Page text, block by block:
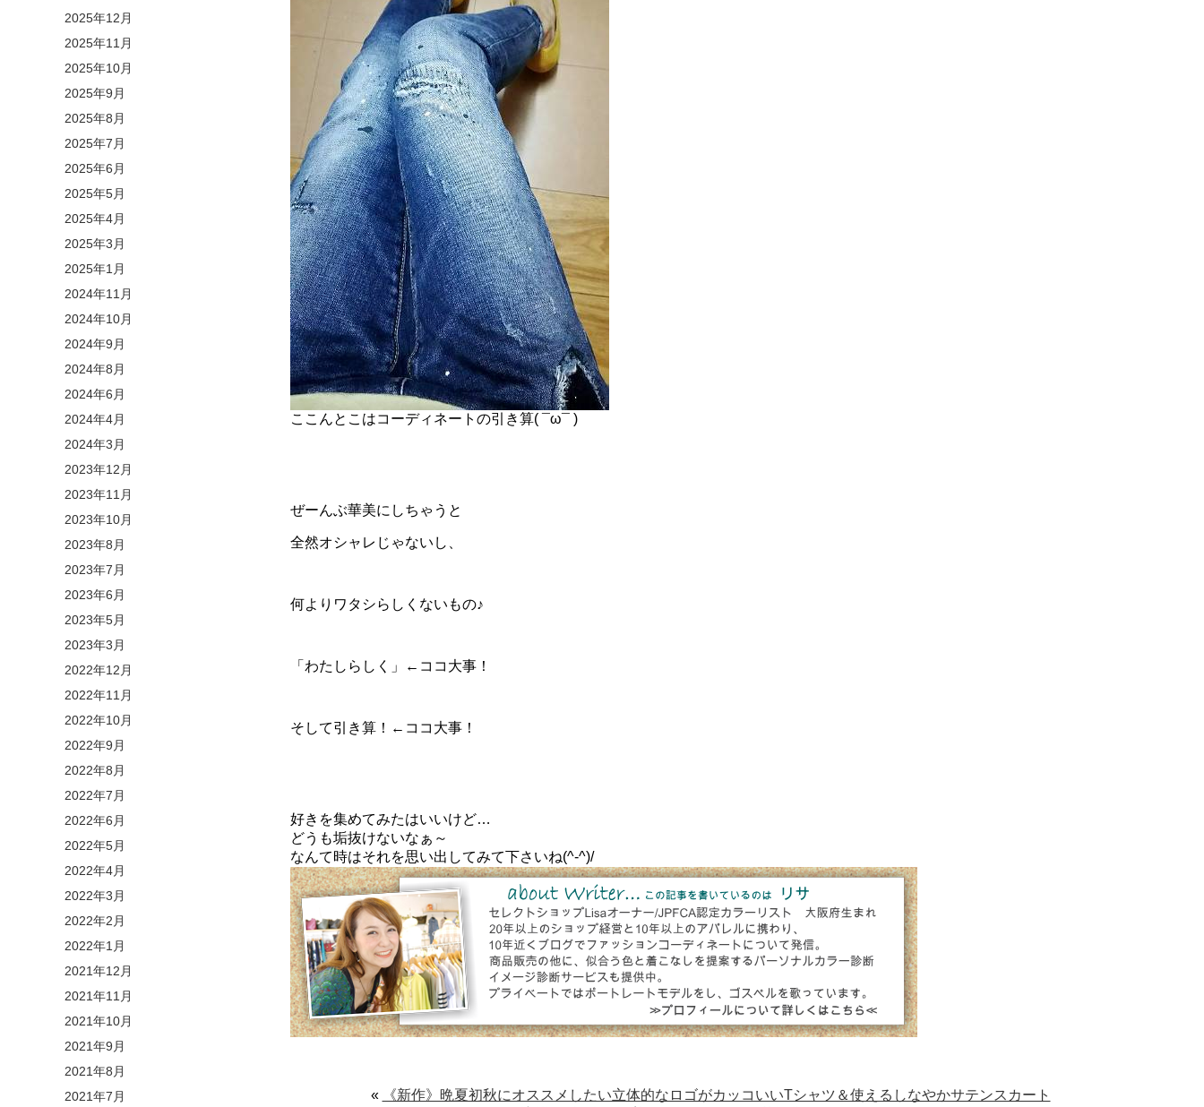
ここんとこはコーディネートの引き算( ¯ω¯ )
ぜーんぶ華美にしちゃうと
全然オシャレじゃないし、
何よりワタシらしくないもの♪
「わたしらしく」←ココ大事！
そして引き算！←ココ大事！
好きを集めてみたはいいけど…
どうも垢抜けないなぁ～
なんて時はそれを思い出してみて下さいね(^-^)/
«
《新作》晩夏初秋にオススメしたい立体的なロゴがカッコいいTシャツ＆使えるしなやかサテンスカート
2025年12月
2025年11月
2025年10月
2025年9月
2025年8月
2025年7月
2025年6月
2025年5月
2025年4月
2025年3月
2025年1月
2024年11月
2024年10月
2024年9月
2024年8月
2024年6月
2024年4月
2024年3月
2023年12月
2023年11月
2023年10月
2023年8月
2023年7月
2023年6月
2023年5月
2023年3月
2022年12月
2022年11月
2022年10月
2022年9月
2022年8月
2022年7月
2022年6月
2022年5月
2022年4月
2022年3月
2022年2月
2022年1月
2021年12月
2021年11月
2021年10月
2021年9月
2021年8月
2021年7月